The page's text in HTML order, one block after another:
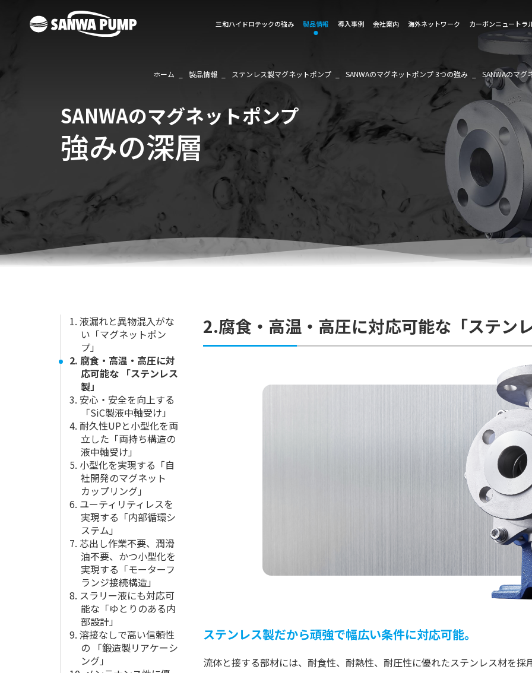
三和ハイドロテックの強み 製品情報 導入事例 会社案内 海外ネットワーク カーボンニュートラ
ホーム 製品情報 ステンレス製マグネットポンプ SANWAのマグネットポンプ 3つの強み SANWAのマグ
SANWAのマグネットポンプ
強みの深層
1. 液漏れと異物混入がな
い「マグネットポン
プ」
2. 腐食・高温・高圧に対
応可能な 「ステンレス
製」
3. 安心・安全を向上する
「SiC製液中軸受け」
4. 耐久性UPと小型化を両
立した「両持ち構造の
液中軸受け」
5. 小型化を実現する「自
社開発のマグネット
カップリング」
6. ユーティリティレスを
実現する「内部循環シ
ステム」
7. 芯出し作業不要、潤滑
油不要、かつ小型化を
実現する「モーターフ
ランジ接続構造」
8. スラリー液にも対応可
能な「ゆとりのある内
部設計」
9. 溶接なしで高い信頼性
の 「鍛造製リアケーシ
ング」
2.腐食・高温・高圧に対応可能な「ステン
ステンレス製だから頑強で幅広い条件に対応可能。
流体と接する部材には、耐食性、耐熱性、耐圧性に優れたステンレス材を採